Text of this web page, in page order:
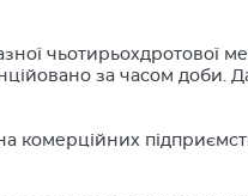
чьотирьохдротової
за часом доби.
комерційних